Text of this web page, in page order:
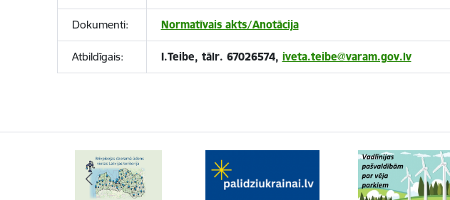
Dokumenti: Normatīvais akts/Anotācija
Atbildīgais: I.Teibe, tālr. 67026574, iveta.teibe@varam.gov.lv